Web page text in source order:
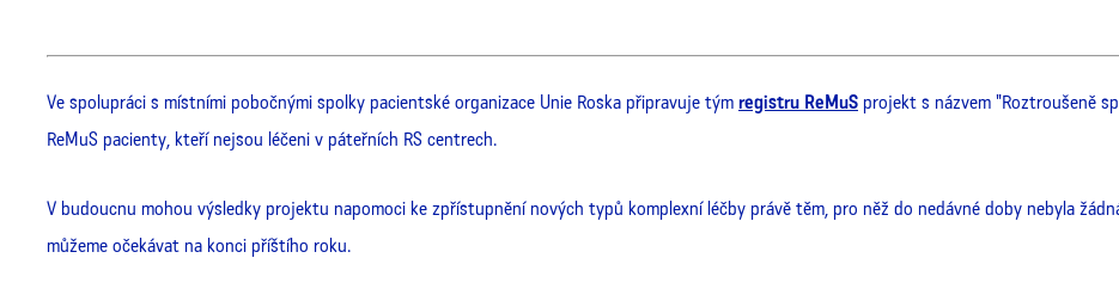
Ve spolupráci s místními pobočnými spolky pacientské organizace Unie Roska připravuje tým registru ReMuS projekt s názvem "Roztroušeně
ReMuS pacienty, kteří nejsou léčeni v páteřních RS centrech.
V budoucnu mohou výsledky projektu napomoci ke zpřístupnění nových typů komplexní léčby právě těm, pro něž do nedávné doby nebyla
můžeme očekávat na konci příštího roku.